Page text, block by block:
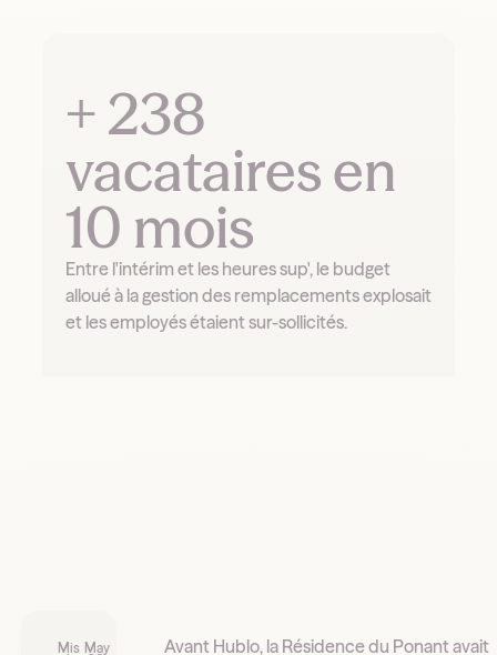
+ 238
vacataires en
10 mois
Entre l'intérim et les heures sup', le budget
alloué à la gestion des remplacements explosait
et les employés étaient sur-sollicités.
Mis May
Avant Hublo, la Résidence du Ponant avait